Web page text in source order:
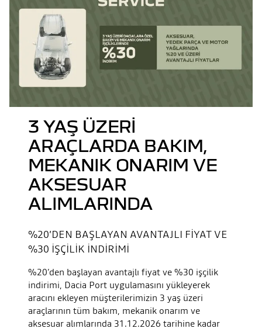
3 YAŞ ÜZERİ
ARAÇLARDA BAKIM,
MEKANIK ONARIM VE
AKSESUAR
ALIMLARINDA
%20’DEN BAŞLAYAN AVANTAJLI FİYAT VE
%30 İŞÇİLİK İNDİRİMİ
%20’den başlayan avantajlı fiyat ve %30 işçilik
indirimi, Dacia Port uygulamasını yükleyerek
aracını ekleyen müşterilerimizin 3 yaş üzeri
araçlarının tüm bakım, mekanik onarım ve
aksesuar alımlarında 31.12.2026 tarihine kadar